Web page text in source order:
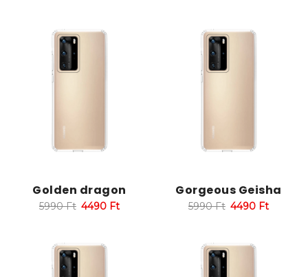
Golden dragon
5990Ft 4490 Ft
Gorgeous Geisha
5990Ft 4490 Ft